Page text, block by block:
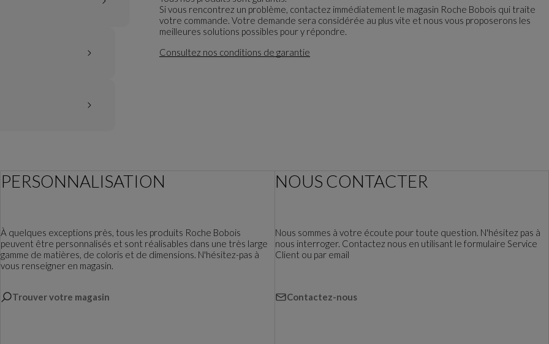
Si vous rencontrez un problème, contactez immédiatement le magasin Roche Bobois qui traite
votre commande. Votre demande sera considérée au plus vite et nous vous proposerons les
meilleures solutions possibles pour y répondre.
Consultez nos conditions de garantie
PERSONNALISATION
À quelques exceptions près, tous les produits Roche Bobois
peuvent être personnalisés et sont réalisables dans une très large
gamme de matières, de coloris et de dimensions. N'hésitez-pas à
vous renseigner en magasin.
Trouver votre magasin
NOUS CONTACTER
Nous sommes à votre écoute pour toute question. N'hésitez pas à
nous interroger. Contactez nous en utilisant le formulaire Service
Client ou par email
Contactez-nous